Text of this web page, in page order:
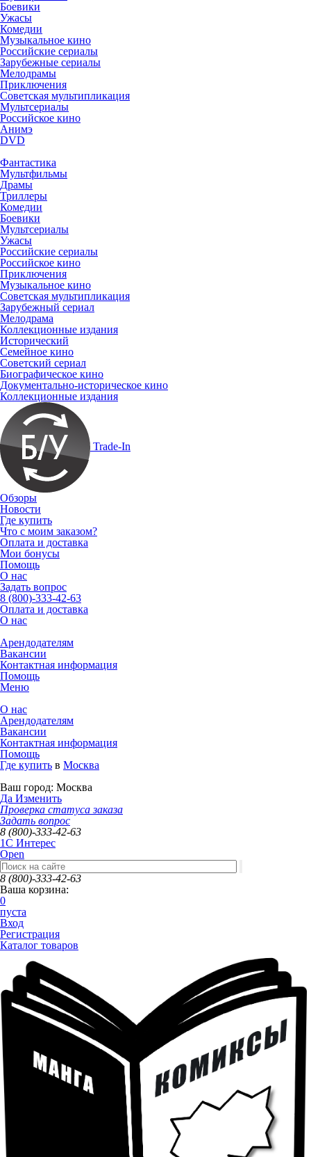
Боевики
Ужасы
Комедии
Музыкальное кино
Российские сериалы
Зарубежные сериалы
Мелодрамы
Приключения
Советская мультипликация
Мультсериалы
Российское кино
Анимэ
DVD
Фантастика
Мультфильмы
Драмы
Триллеры
Комедии
Боевики
Мультсериалы
Ужасы
Российские сериалы
Российское кино
Приключения
Музыкальное кино
Советская мультипликация
Зарубежный сериал
Мелодрама
Коллекционные издания
Исторический
Семейное кино
Советский сериал
Биографическое кино
Документально-историческое кино
Коллекционные издания
Trade-In
Обзоры
Новости
Где купить
Что с моим заказом?
Оплата и доставка
Мои бонусы
Помощь
О нас
Задать вопрос
8 (800)-333-42-63
Оплата и доставка
О нас
Арендодателям
Вакансии
Контактная информация
Помощь
Меню
О нас
Арендодателям
Вакансии
Контактная информация
Помощь
Где купить в Москва
Ваш город: Москва
Да Изменить
Проверка статуса заказа
Задать вопрос
8 (800)-333-42-63
1C Интерес
Open
8 (800)-333-42-63
Ваша корзина:
0
пуста
Вход
Регистрация
Каталог товаров